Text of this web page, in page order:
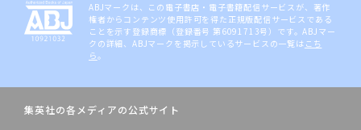
ABJマークは、この電子書店・電子書籍配信サービスが、著作
権者からコンテンツ使用許可を得た正規版配信サービスである
ことを示す登録商標（登録番号 第6091713号）です。ABJマー
クの詳細、ABJマークを掲示しているサービスの一覧は こち
ら。
集英社の各メディアの公式サイト